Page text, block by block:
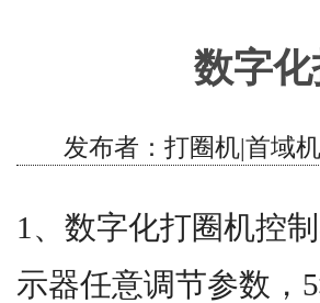
数字
发布者：打圈机|首域
1、数字化打圈机控
示器任意调节参数，